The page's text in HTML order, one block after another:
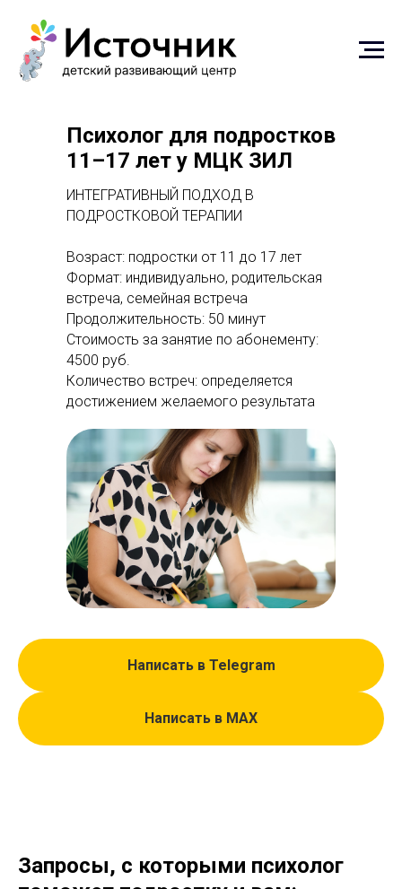
ИНТЕГРАТИВНЫЙ ПОДХОД В
ПОДРОСТКОВОЙ ТЕРАПИИ
Возраст: подростки от 11 до 17 лет
Формат: индивидуально, родительская
встреча, семейная встреча
Продолжительность: 50 минут
Стоимость за занятие по абонементу:
4500 руб.
Количество встреч: определяется
достижением желаемого результата
Психолог для подростков
11–17 лет у МЦК ЗИЛ
Написать в Telegram
Написать в МАХ
Запросы, с которыми психолог